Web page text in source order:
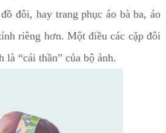
đôi, hay trang phục áo bà ba, áo
riêng hơn. Một điều các cặp đôi
“cái thần” của bộ ảnh.